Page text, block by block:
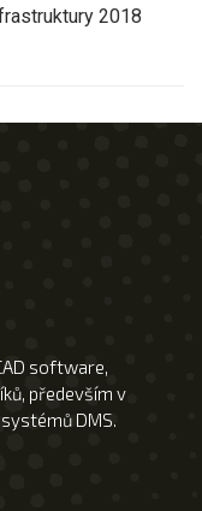
2018
software,
především v
DMS.